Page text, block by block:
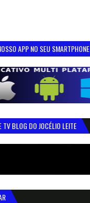
APP NO SEU SMARTPHONE
TV BLOG DO JOCÉLIO LEITE